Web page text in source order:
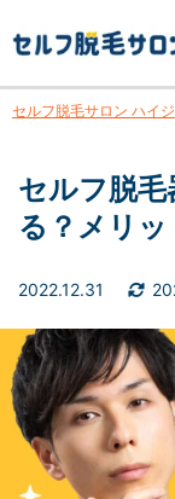
セルフ脱毛サロン ハイジ
セルフ脱
る？メリ
2022.12.31